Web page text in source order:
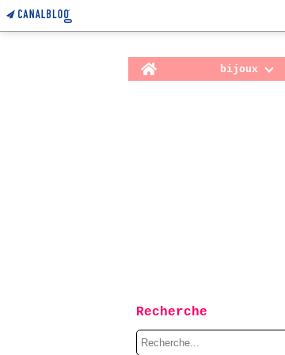
Home
bijoux
Recherche